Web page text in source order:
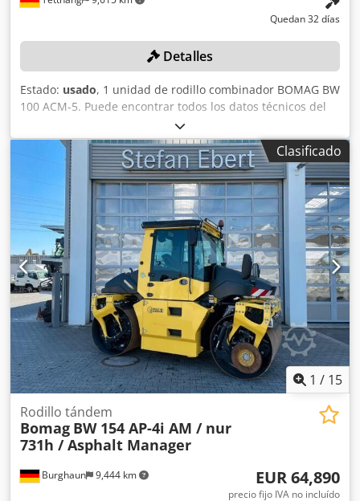
Quedan 32 días
Detalles
Estado: usado, 1 unidad de rodillo combinador BOMAG BW
100 ACM-5. Puede encontrar todos los datos técnicos del
artículo que se subasta en la sección «Documentos» en
formato PDF, disponible para descargar. Dedjzqaycopfx
Ackjck Color: como se muestra en las imágenes, de
acuerdo con las fotos y la inspección. Estado: usado.
Clasificado
1 / 15
Burghaun 9,444 km
Rodillo tándem
Bomag BW 154 AP-4i AM / nur
731h / Asphalt Manager
EUR 64,890
precio fijo IVA no incluído